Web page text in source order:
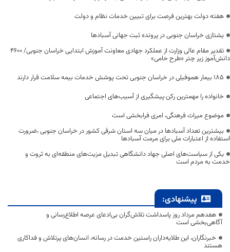
هفته دولت بهترین فرصت برای تبیین خدمات نظام و دولت
یشتازی خراسان جنوبی در پرونده ثبت جهانی آسبادها
تقدیر مقام عالی وزارت از عملکرد جهادی معاونت آموزش ابتدایی خراسان جنوبی/ ۴۶۰۰
دانش‌آموز زیر چتر «طرح حامی»
۱۸۵ بیمار هموفیلی در خراسان جنوبی تحت پوشش خدمات بیمه سلامت قرار دارند
خانواده را مهمترین رکن پیشگیری از آسیب‌های اجتماعی
موضوع میراث فرهنگی، امری فرابخشی است
بیشترین تعداد آسبادها در میان سه استان شرقی کشور در خراسان جنوبی ،ضرورت
استفاده از اعتبارات ملی برای مرمت آسبادها
یکی از سیاست‌های اصلی جهاد دانشگاهی تبدیل مزیت‌های منطقه‌ای به ثروت و
خدمت به مردم است
پیشنهادی:
هفدهم مرداد روز پاسداشت تلاش‌گران بی‌ادعای عرصه اطلاع‌رسانی و
آگاهی‌بخشی است
خبرنگاران، این طلایه‌داران راستین خدمت در رسانه، انسان‌های پرتلاش و فداکاری
هستند